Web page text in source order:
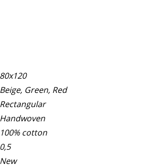
80x120
Beige, Green, Red
Rectangular
Handwoven
100% cotton
0,5
New